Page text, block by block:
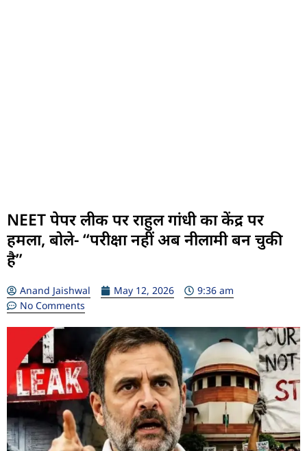
NEET पेपर लीक पर राहुल गांधी का केंद्र पर
हमला, बोले- “परीक्षा नहीं अब नीलामी बन चुकी
है”
Anand Jaishwal May 12, 2026
9:36 am
No Comments